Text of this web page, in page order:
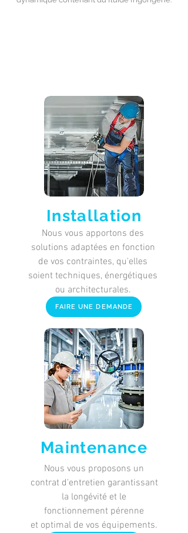
Installation
Nous vous apportons des
solutions adaptées en fonction
de vos contraintes, qu'elles
soient techniques, énergétiques
ou architecturales.
FAIRE UNE DEMANDE
Maintenance
Nous vous proposons un
contrat d'entretien garantissant
la longévité et le
fonctionnement pérenne
et optimal de vos équipements.